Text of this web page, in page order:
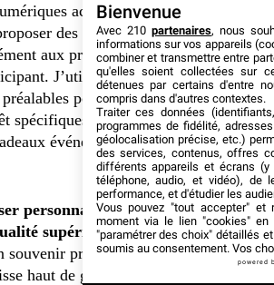
actuelles permettent
des articles uniques
aux préférences individuelles
J’utilise fréquemment des
pour identifier les
spécifiques de vos invités et leur
événementiels parfaitement
personnalisée sur des objets
supérieure transforme un
souvenir précieux chargé de sens.
haut de gamme gravé au nom
Bienvenue
Avec 210 partenaires, nous
informations sur vos appareils
combiner et transmettre entre
qu'elles soient collectées sur
détenues par certains d'entre
compris dans d'autres contextes.
Traiter ces données
programmes de fidélité,
géolocalisation précise, etc.)
des services, contenus, offres
différents appareils et écrans (y
téléphone, audio, et vidéo), de
performance, et d'étudier les
Vous pouvez "tout accepter" et
moment via le lien "cookies" en
"paramétrer des choix" détaillés
soumis au consentement. Vos
powered